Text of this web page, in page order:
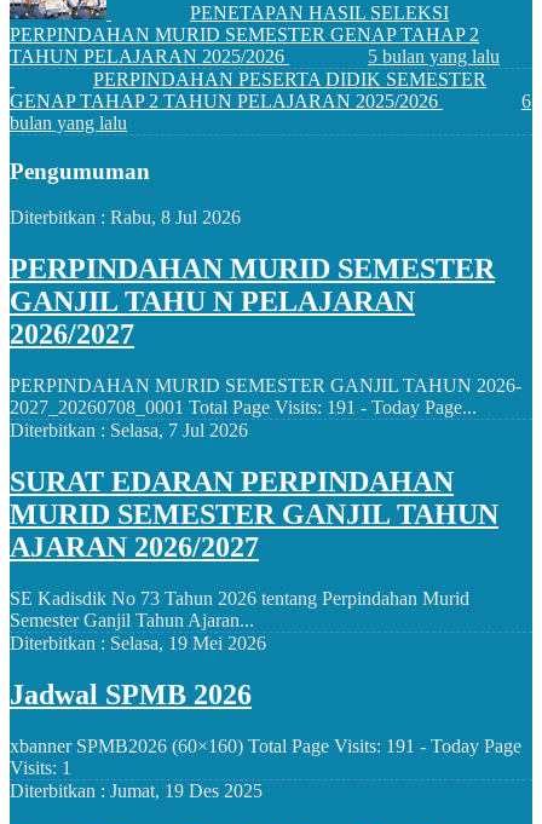
PENETAPAN HASIL SELEKSI
PERPINDAHAN MURID SEMESTER GENAP TAHAP 2
TAHUN PELAJARAN 2025/2026
5 bulan yang lalu
PERPINDAHAN PESERTA DIDIK SEMESTER
GENAP TAHAP 2 TAHUN PELAJARAN 2025/2026
6
bulan yang lalu
Pengumuman
Diterbitkan : Rabu, 8 Jul 2026
PERPINDAHAN MURID SEMESTER
GANJIL TAHU N PELAJARAN
2026/2027
PERPINDAHAN MURID SEMESTER GANJIL TAHUN 2026-
2027_20260708_0001 Total Page Visits: 191 - Today Page...
Diterbitkan : Selasa, 7 Jul 2026
SURAT EDARAN PERPINDAHAN
MURID SEMESTER GANJIL TAHUN
AJARAN 2026/2027
SE Kadisdik No 73 Tahun 2026 tentang Perpindahan Murid
Semester Ganjil Tahun Ajaran...
Diterbitkan : Selasa, 19 Mei 2026
Jadwal SPMB 2026
xbanner SPMB2026 (60×160) Total Page Visits: 191 - Today Page
Visits: 1
Diterbitkan : Jumat, 19 Des 2025